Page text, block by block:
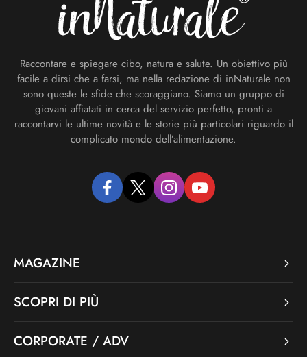
Raccontare e spiegare cibo, natura e salute. Un obiettivo più
facile a dirsi che a farsi, ma nella redazione di inNaturale non
sono queste le sfide che scoraggiano. Siamo un gruppo di
giovani affiatati in cerca del servizio perfetto, pronti a
raccontarvi le ultime novità e le storie più particolari riguardo il
complicato mondo dell’alimentazione.
facebooktwitter instagramyoutube
MAGAZINE
SCOPRI DI PIÙ
CORPORATE / ADV